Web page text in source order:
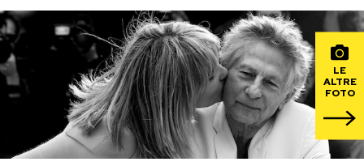
Economia
Sport
Altrecose
Mondiali calcio 2026
PODCAST
NEWSLETTER
LE
ALTRE
FOTO